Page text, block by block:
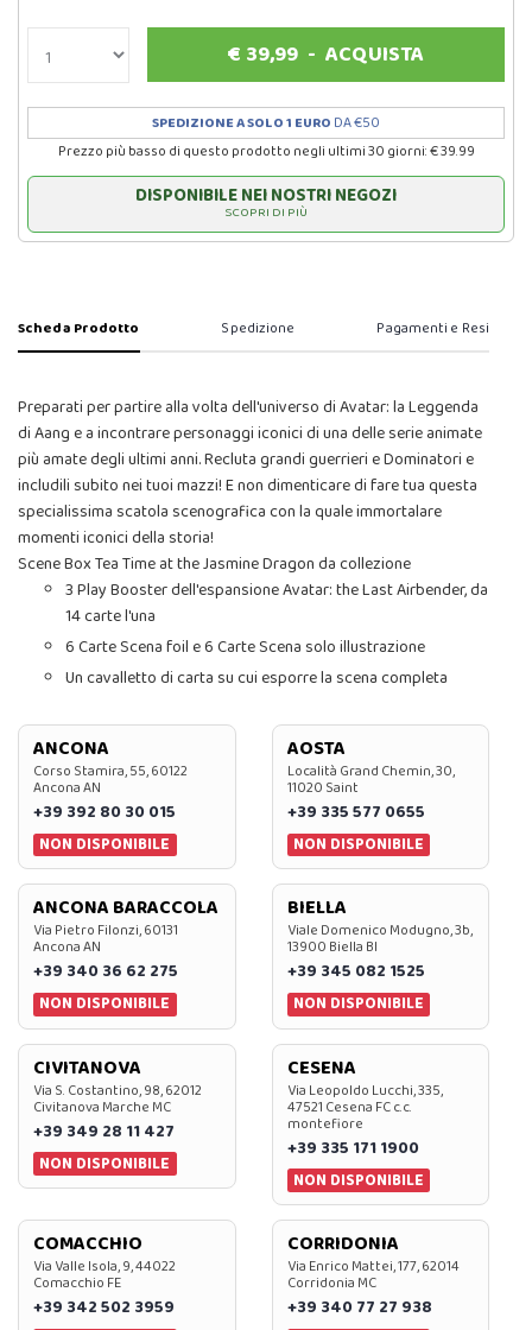
€ 39,99 -ACQUISTA
SPEDIZIONE A SOLO 1 EURO DA €50
Prezzo più basso di questo prodotto negli ultimi 30 giorni: € 39.99
DISPONIBILE NEI NOSTRI NEGOZI
SCOPRI DI PIÙ
Scheda Prodotto Spedizione Pagamenti e Resi
Preparati per partire alla volta dell'universo di Avatar: la Leggenda
di Aang e a incontrare personaggi iconici di una delle serie animate
più amate degli ultimi anni. Recluta grandi guerrieri e Dominatori e
includili subito nei tuoi mazzi! E non dimenticare di fare tua questa
specialissima scatola scenografica con la quale immortalare
momenti iconici della storia!
Scene Box Tea Time at the Jasmine Dragon da collezione
3 Play Booster dell'espansione Avatar: the Last Airbender, da
14 carte l'una
6 Carte Scena foil e 6 Carte Scena solo illustrazione
Un cavalletto di carta su cui esporre la scena completa
ANCONA
Corso Stamira, 55, 60122
Ancona AN
+39 392 80 30 015
NON DISPONIBILE
AOSTA
Località Grand Chemin, 30,
11020 Saint
+39 335 577 0655
NON DISPONIBILE
ANCONA BARACCOLA
Via Pietro Filonzi, 60131
Ancona AN
+39 340 36 62 275
NON DISPONIBILE
BIELLA
Viale Domenico Modugno, 3b,
13900 Biella BI
+39 345 082 1525
NON DISPONIBILE
CIVITANOVA
Via S. Costantino, 98, 62012
Civitanova Marche MC
+39 349 28 11 427
NON DISPONIBILE
CESENA
Via Leopoldo Lucchi, 335,
47521 Cesena FC c.c.
montefiore
+39 335 171 1900
NON DISPONIBILE
COMACCHIO
Via Valle Isola, 9, 44022
Comacchio FE
+39 342 502 3959
CORRIDONIA
Via Enrico Mattei, 177, 62014
Corridonia MC
+39 340 77 27 938